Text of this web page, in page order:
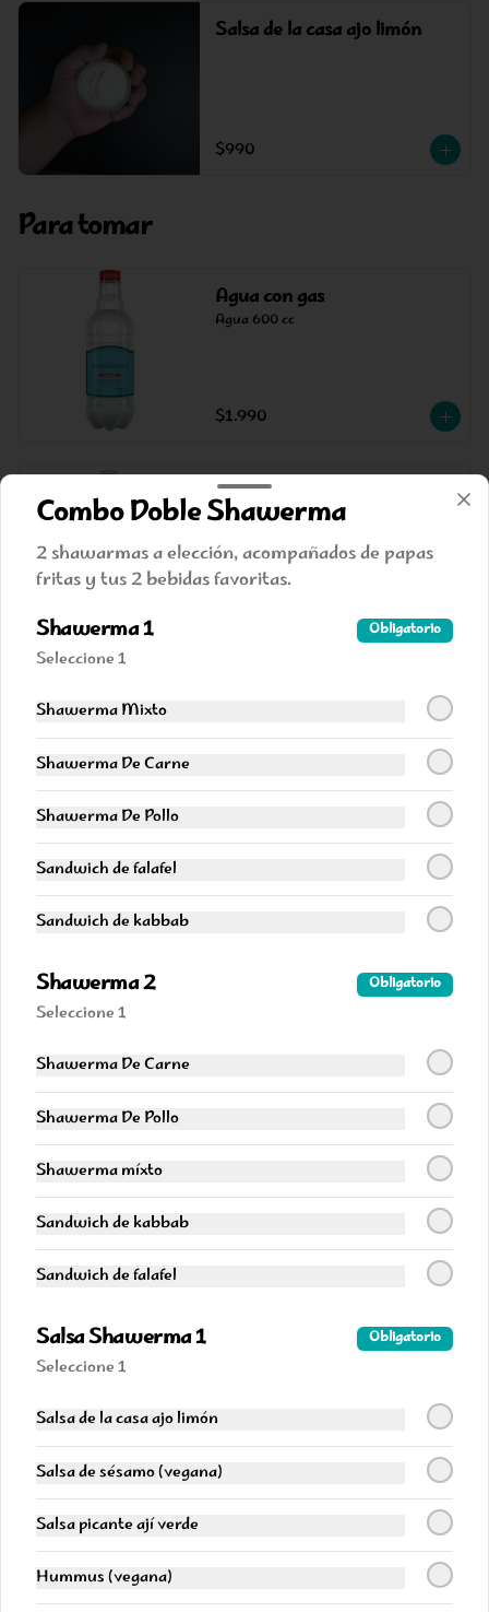
Salsa de la casa ajo limón
$990
Para tomar
Agua con gas
Agua 600 cc
$1.990
Agua sin gas
Agua 600 cc
Coca Light 330
Sprite Original 330
$2.290
Coca Original 330
Lata 330 cc
$2.290
Combo Doble Shawerma
2 shawarmas a elección, acompañados de papas
fritas y tus 2 bebidas favoritas.
Shawerma 1 Obligatorio
Seleccione 1
Shawerma Mixto
Shawerma De Carne
Shawerma De Pollo
Sandwich de falafel
Sandwich de kabbab
Shawerma 2 Obligatorio
Seleccione 1
Shawerma De Carne
Shawerma De Pollo
Shawerma míxto
Sandwich de kabbab
Sandwich de falafel
Salsa Shawerma 1 Obligatorio
Seleccione 1
Salsa de la casa ajo limón
Salsa de sésamo (vegana)
Salsa picante ají verde
Hummus (vegana)